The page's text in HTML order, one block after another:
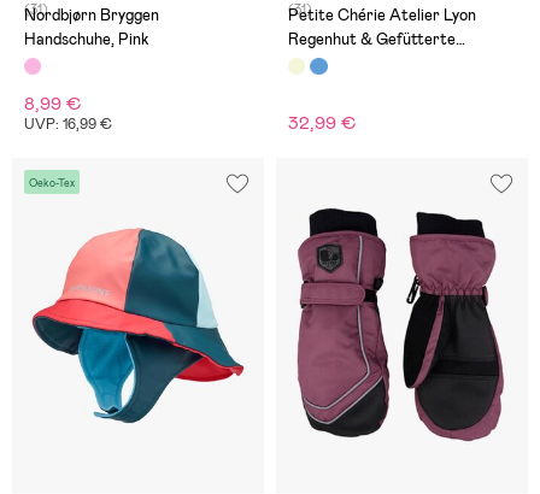
(31)
Nordbjørn Bryggen
Handschuhe, Pink
8,99 €
UVP: 16,99 €
(31)
Petite Chérie Atelier Lyon
Regenhut & Gefütterte
Fäustlinge, Leo Mellow Rose
32,99 €
Oeko-Tex